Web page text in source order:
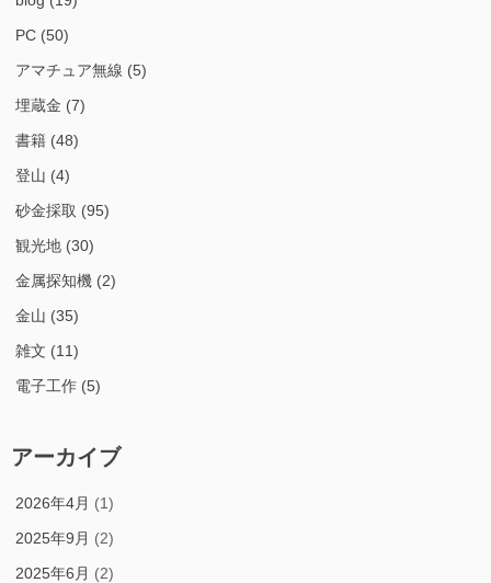
PC (50)
アマチュア無線 (5)
埋蔵金 (7)
書籍 (48)
登山 (4)
砂金採取 (95)
観光地 (30)
金属探知機 (2)
金山 (35)
雑文 (11)
電子工作 (5)
アーカイブ
2026年4月 (1)
2025年9月 (2)
2025年6月 (2)